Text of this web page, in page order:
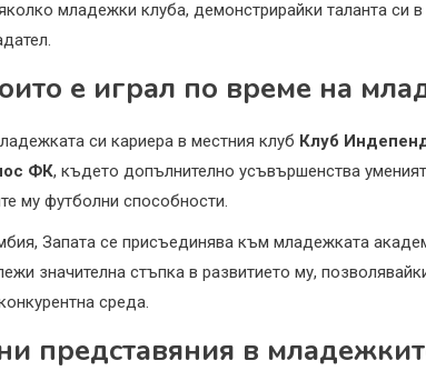
младежки клуба, демонстрирайки таланта си
е играл по време на
си кариера в местния клуб Клуб
ФК, където допълнително усъвършенства
му футболни способности.
Запата се присъединява към младежката
значителна стъпка в развитието му,
среда.
представяния в